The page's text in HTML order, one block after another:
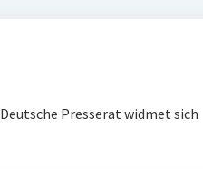
Presserat widmet sich